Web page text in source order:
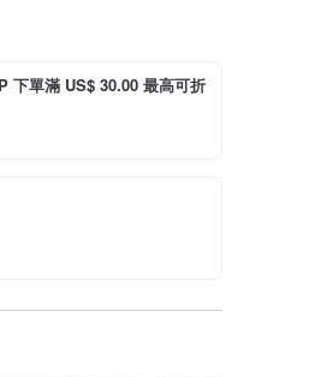
下單滿 US$ 30.00 最高可折